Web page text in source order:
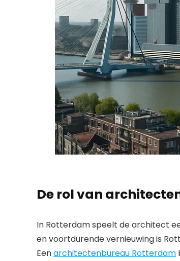
De rol van
In Rotterdam speelt de architect
en voortdurende vernieuwing is
Eenarchitectenbureau Rotterdam